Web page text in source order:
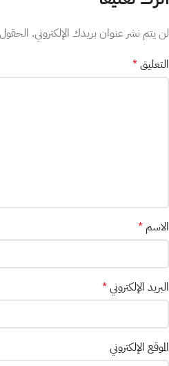
لن يتم نشر عنوان بريدك الإلكتروني. الحقول
التعليق*
الاسم *
البريد الإلكتروني*
الموقع الإلكتروني